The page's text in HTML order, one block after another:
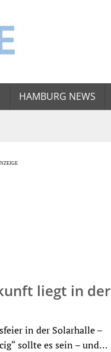
HAMBURG NEWS
liegt in der
in der Solarhalle –
sollte es sein – und…